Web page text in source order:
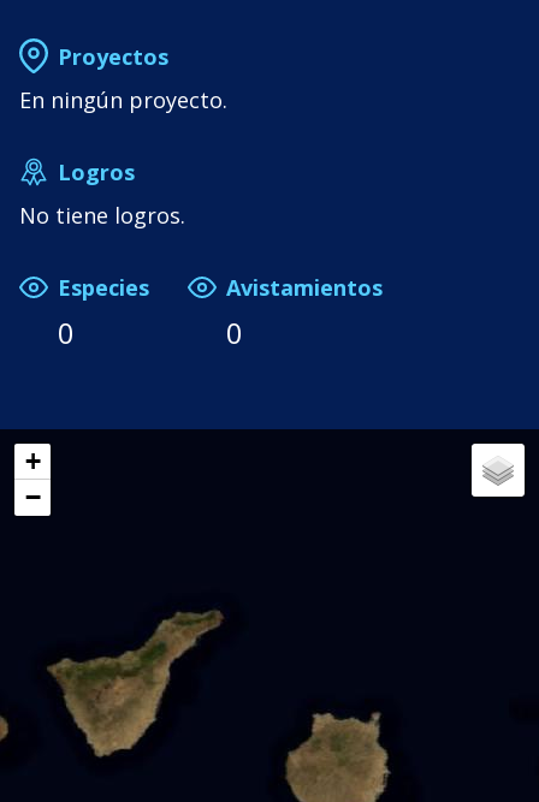
Proyectos
En ningún proyecto.
Logros
No tiene logros.
Especies
0
Avistamientos
0
+
−